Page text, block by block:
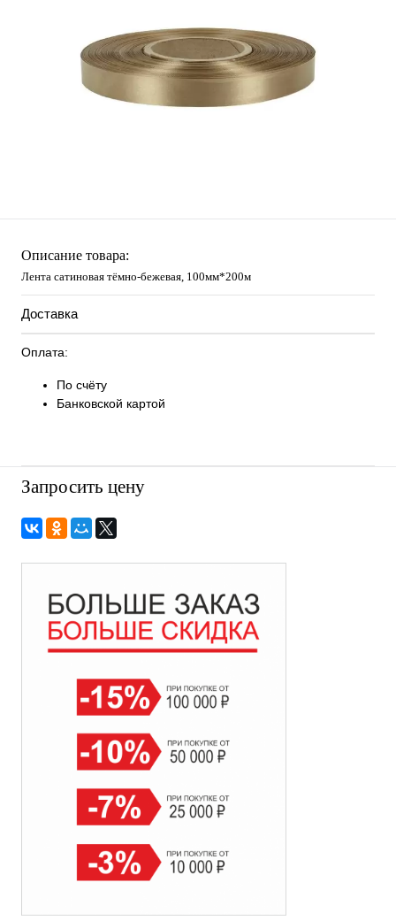
Описание товара:
Лента сатиновая тёмно-бежевая, 100мм*200м
Доставка
Оплата:
По счёту
Банковской картой
Запросить цену